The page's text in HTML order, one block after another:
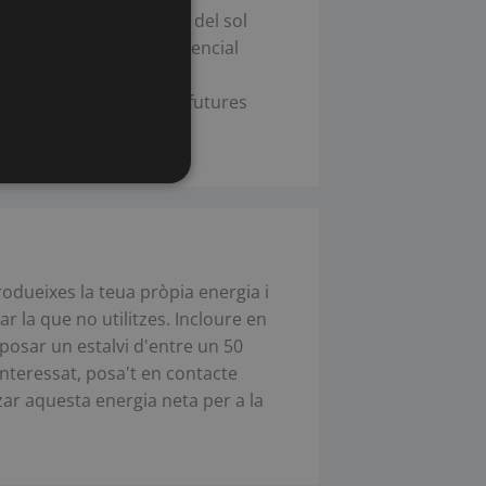
d'energia, l'energia del sol
són un element essencial
que permeta el
en risc el de les futures
la teua pròpia energia i
la que no utilitzes. Incloure en
un estalvi d'entre un 50
posa't en contacte
aquesta energia neta per a la